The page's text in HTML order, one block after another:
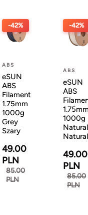
-42%
ABS
eSUN
ABS
Filament
1.75mm
1000g
Grey
Szary
49.00
PLN
85.00
PLN
-42%
ABS
eSUN
ABS
1000g
Natural
49.00
PLN
85.00
PLN